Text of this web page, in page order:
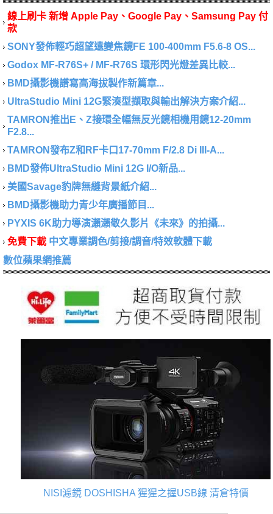
線上刷卡 新增 Apple Pay、Google Pay、Samsung Pay 付
款
SONY發佈輕巧超望遠變焦鏡FE 100-400mm F5.6-8 OS...
Godox MF-R76S+ / MF-R76S 環形閃光燈差異比較...
BMD攝影機譜寫高海拔製作新篇章...
UltraStudio Mini 12G緊湊型擷取與輸出解決方案介紹...
TAMRON推出E、Z接環全幅無反光鏡相機用鏡12-20mm
F2.8...
TAMRON發布Z和RF卡口17-70mm F/2.8 Di III-A...
BMD發佈UltraStudio Mini 12G I/O新品...
美國Savage豹牌無縫背景紙介紹...
BMD攝影機助力青少年廣播節目...
PYXIS 6K助力導演瀨瀨敬久影片《未來》的拍攝...
免費下載 中文專業調色/剪接/調音/特效軟體下載
數位蘋果網推薦
NISI濾鏡 DOSHISHA 猩猩之握USB線 清倉特價